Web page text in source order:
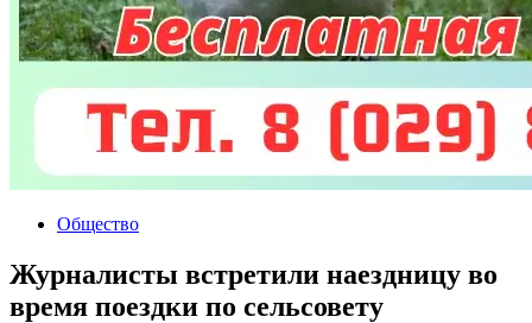
Общество
Журналисты встретили наездницу во
время поездки по сельсовету